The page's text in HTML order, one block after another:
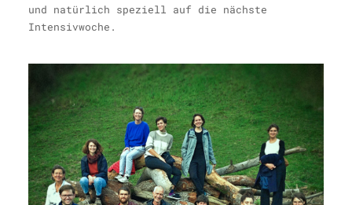
und natürlich speziell auf die nächste
Intensivwoche.